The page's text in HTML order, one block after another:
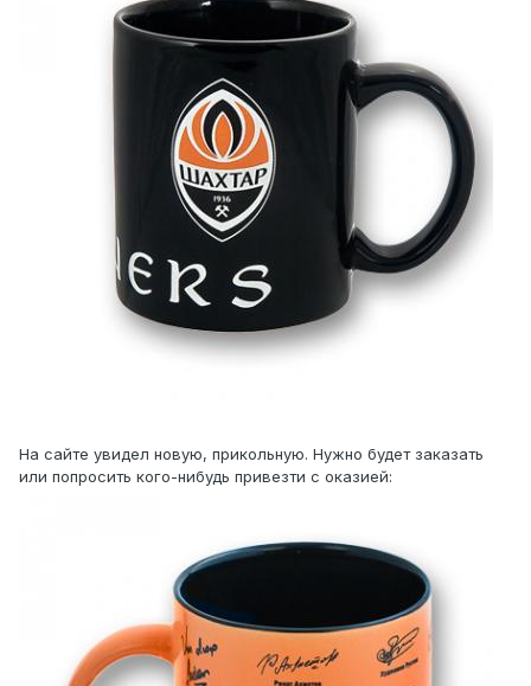
На сайте увидел новую, прикольную. Нужно будет заказать
или попросить кого-нибудь привезти с оказией: